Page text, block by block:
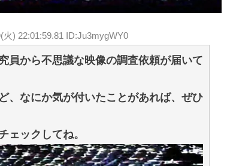
火) 22:01:59.81 ID:Ju3mygWY0
員から不思議な映像の調査依頼が届いて
、なにか気が付いたことがあれば、ぜひ
ェックしてね。